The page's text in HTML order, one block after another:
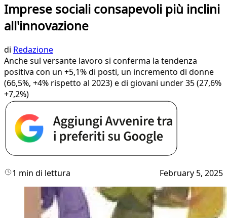
Imprese sociali consapevoli più inclini
all'innovazione
di Redazione
Anche sul versante lavoro si conferma la tendenza
positiva con un +5,1% di posti, un incremento di donne
(66,5%, +4% rispetto al 2023) e di giovani under 35 (27,6%
+7,2%)
1 min di lettura February 5, 2025